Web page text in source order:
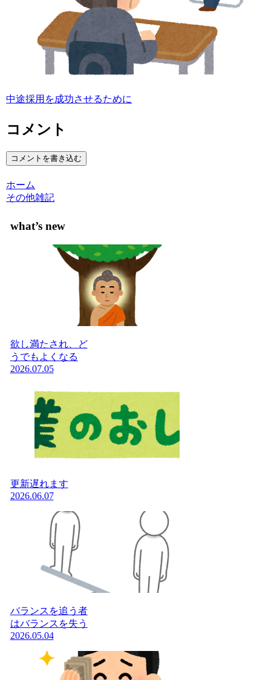
中途採用を成功させるために
コメント
コメントを書き込む
ホーム
その他雑記
what’s new
欲し満たされ、ど
うでもよくなる
2026.07.05
更新遅れます
2026.06.07
バランスを追う者
はバランスを失う
2026.05.04